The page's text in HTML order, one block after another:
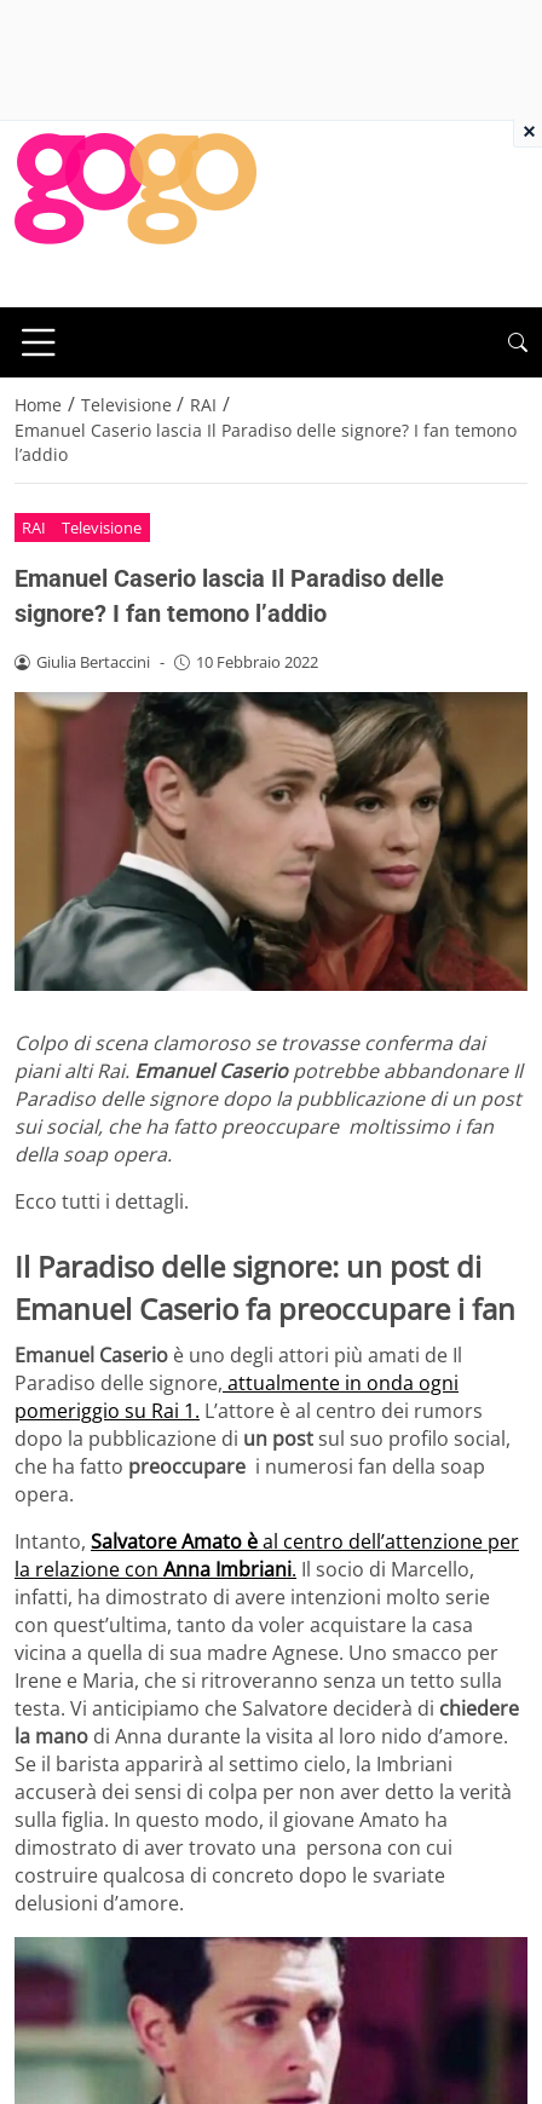
Home / Televisione / RAI /
Emanuel Caserio lascia Il Paradiso delle signore? I fan temono
l’addio
RAI Televisione
Emanuel Caserio lascia Il Paradiso delle
signore? I fan temono l’addio
Giulia Bertaccini - 10 Febbraio 2022
Colpo di scena clamoroso se trovasse conferma dai
piani alti Rai. Emanuel Caseriopotrebbe abbandonare Il
Paradiso delle signore dopo la pubblicazione di un post
sui social, che ha fatto preoccupare moltissimo i fan
della soap opera.
Ecco tutti i dettagli.
Il Paradiso delle signore: un post di
Emanuel Caserio fa preoccupare i fan
Emanuel Caserio è uno degli attori più amati de Il
Paradiso delle signore, attualmente in onda ogni
pomeriggio su Rai 1. L’attore è al centro dei rumors
dopo la pubblicazione di un postsul suo profilo social,
che ha fatto preoccupare i numerosi fan della soap
opera.
Intanto, Salvatore Amato èal centro dell’attenzione per
la relazione con Anna Imbriani. Il socio di Marcello,
infatti, ha dimostrato di avere intenzioni molto serie
con quest’ultima, tanto da voler acquistare la casa
vicina a quella di sua madre Agnese. Uno smacco per
Irene e Maria, che si ritroveranno senza un tetto sulla
testa. Vi anticipiamo che Salvatore deciderà di chiedere
la mano di Anna durante la visita al loro nido d’amore.
Se il barista apparirà al settimo cielo, la Imbriani
accuserà dei sensi di colpa per non aver detto la verità
sulla figlia. In questo modo, il giovane Amato ha
dimostrato di aver trovato una persona con cui
costruire qualcosa di concreto dopo le svariate
delusioni d’amore.
×